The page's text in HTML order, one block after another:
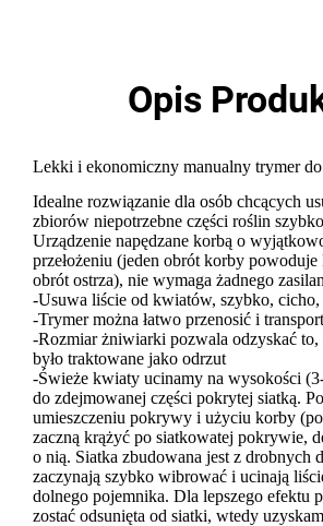
Opis
Lekki i ekonomiczny manualny trymer
Idealne rozwiązanie dla osób chcących
zbiorów niepotrzebne części roślin
Urządzenie napędzane korbą o
przełożeniu (jeden obrót korby
obrót ostrza), nie wymaga żadnego
-Usuwa liście od kwiatów, szybko, cicho,
-Trymer można łatwo przenosić i
-Rozmiar żniwiarki pozwala odzyskać to,
było traktowane jako odrzut
-Świeże kwiaty ucinamy na wysokości
do zdejmowanej części pokrytej siatką.
umieszczeniu pokrywy i użyciu korby
zaczną krążyć po siatkowatej pokrywie,
o nią. Siatka zbudowana jest z drobnych
zaczynają szybko wibrować i ucinają
dolnego pojemnika. Dla lepszego efektu
zostać odsunięta od siatki, wtedy